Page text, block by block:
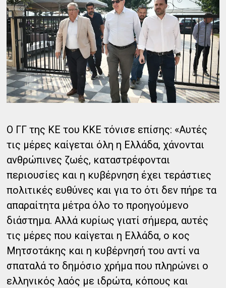
Ο ΓΓ της ΚΕ του ΚΚΕ τόνισε επίσης: «Αυτές
τις μέρες καίγεται όλη η Ελλάδα, χάνονται
ανθρώπινες ζωές, καταστρέφονται
περιουσίες και η κυβέρνηση έχει τεράστιες
πολιτικές ευθύνες και για το ότι δεν πήρε τα
απαραίτητα μέτρα όλο το προηγούμενο
διάστημα. Αλλά κυρίως γιατί σήμερα, αυτές
τις μέρες που καίγεται η Ελλάδα, ο κος
Μητσοτάκης και η κυβέρνησή του αντί να
σπαταλά το δημόσιο χρήμα που πληρώνει ο
ελληνικός λαός με ιδρώτα, κόπους και